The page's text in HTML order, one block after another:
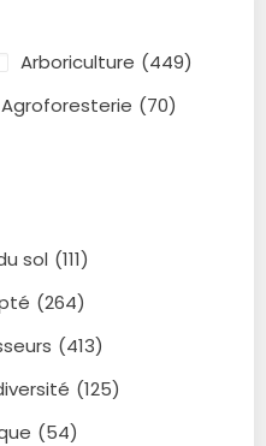
Arboriculture (449)
Agroforesterie (70)
sol (111)
(264)
(413)
(125)
(54)